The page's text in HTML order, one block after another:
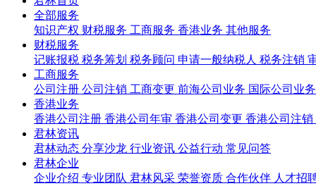
全部服务
知识产权 财税服务 工商服务 香港业务 其他服务
财税服务
记账报税 税务筹划 税务顾问 申请一般纳税人 税务注销
工商服务
公司注册 公司注销 工商变更 前海公司业务 国际公司业
香港业务
香港公司注册 香港公司年审 香港公司变更 香港公司注销
君林资讯
君林动态 分享沙龙 行业资讯 公益行动 常见问答
君林企业
企业介绍 专业团队 君林风采 荣誉资质 合作伙伴 人才招